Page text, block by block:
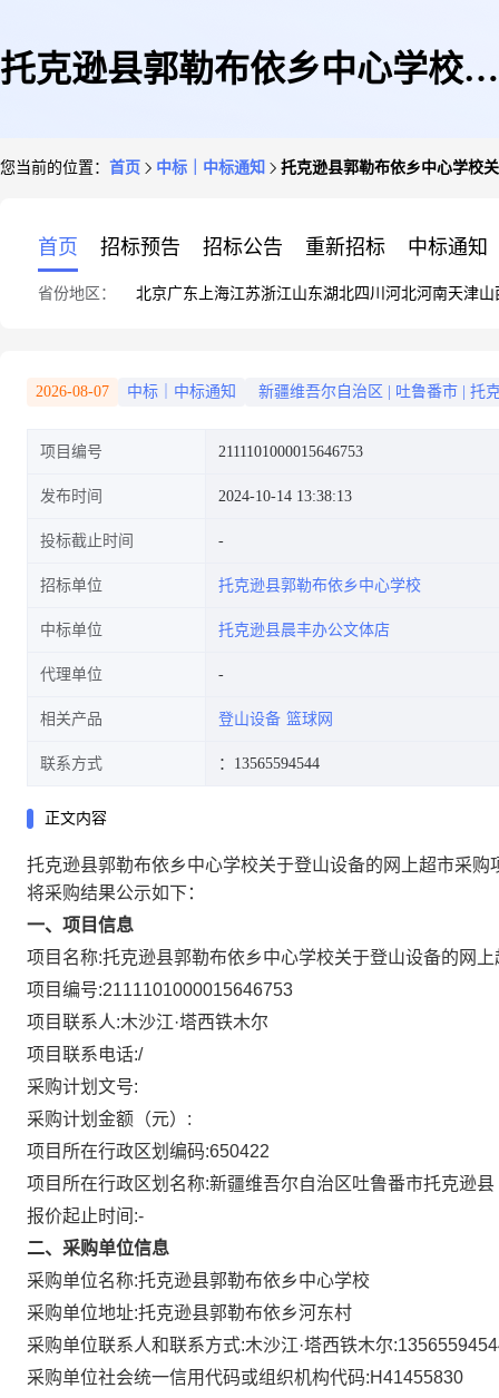
托克逊县郭勒布依乡中心学校关
您当前的位置： 首页 中标｜中标通知 托克逊县郭勒布依乡中心学校
首页 招标预告 招标公告 重新招标 中标通知
省份地区： 北京广东 上海江苏浙江山东湖北四川 河北河南天津山
2026-08-07 中标｜中标通知 新疆维吾尔自治区 吐鲁番市 托
项目编号 2111101000015646753
发布时间 2024-10-14 13:38:13
投标截止时间
招标单位 托克逊县郭勒布依乡中心学校
中标单位 托克逊县晨丰办公文体店
代理单位
相关产品 登山设备 篮球网
联系方式 ：13565594544
正文内容
托克逊县郭勒布依乡中心学校关于登山设备的网上超市采购
将采购结果公示如下：
一、项目信息
项目名称:托克逊县郭勒布依乡中心学校关于登山设备的网
项目编号:2111101000015646753
项目联系人:木沙江·塔西铁木尔
项目联系电话:/
采购计划文号:
采购计划金额（元）:
项目所在行政区划编码:650422
项目所在行政区划名称:新疆维吾尔自治区吐鲁番市托克逊县
报价起止时间:-
二、采购单位信息
采购单位名称:托克逊县郭勒布依乡中心学校
采购单位地址:托克逊县郭勒布依乡河东村
采购单位联系人和联系方式:木沙江·塔西铁木尔
采购单位社会统一信用代码或组织机构代码:H41455830